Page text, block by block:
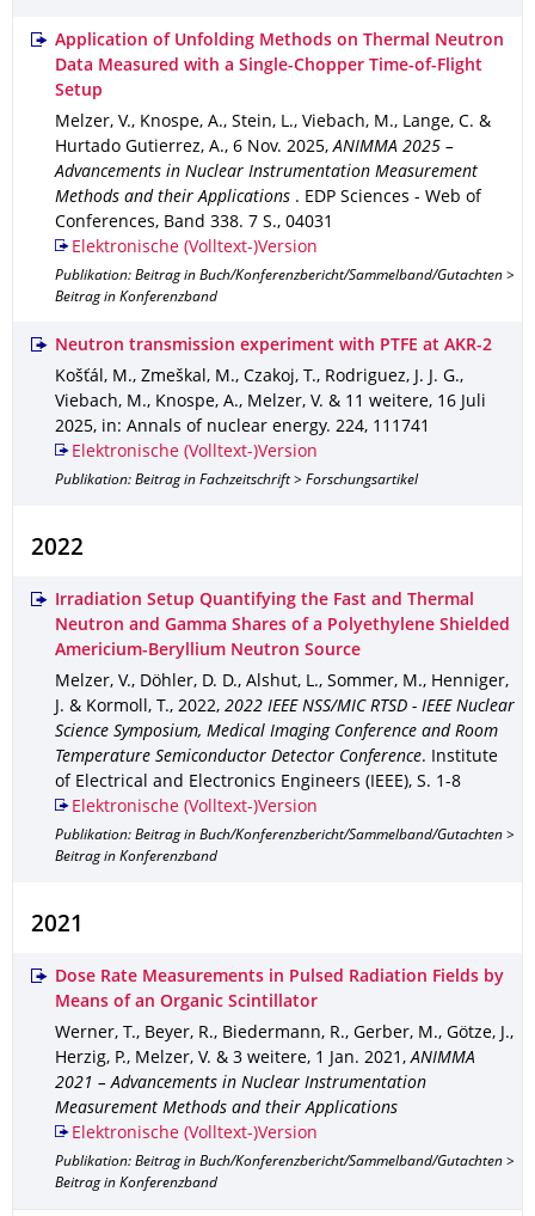
Application of Unfolding Methods on Thermal Neutron
Data Measured with a Single-Chopper Time-of-Flight
Setup
Melzer, V., Knospe, A., Stein, L., Viebach, M., Lange, C. &
Hurtado Gutierrez, A., 6 Nov. 2025,ANIMMA 2025 –
Advancements in Nuclear Instrumentation Measurement
Methods and their Applications . EDP Sciences - Web of
Conferences, Band 338. 7 S., 04031
Elektronische (Volltext-)Version
Publikation: Beitrag in Buch/Konferenzbericht/Sammelband/Gutachten >
Beitrag in Konferenzband
Neutron transmission experiment with PTFE at AKR-2
Košťál, M., Zmeškal, M., Czakoj, T., Rodriguez, J. J. G.,
Viebach, M., Knospe, A., Melzer, V. & 11 weitere, 16 Juli
2025, in: Annals of nuclear energy. 224, 111741
Elektronische (Volltext-)Version
Publikation: Beitrag in Fachzeitschrift > Forschungsartikel
2022
Irradiation Setup Quantifying the Fast and Thermal
Neutron and Gamma Shares of a Polyethylene Shielded
Americium-Beryllium Neutron Source
Melzer, V., Döhler, D. D., Alshut, L., Sommer, M., Henniger,
J. & Kormoll, T., 2022, 2022 IEEE NSS/MIC RTSD - IEEE Nuclear
Science Symposium, Medical Imaging Conference and Room
Temperature Semiconductor Detector Conference.
Institute
of Electrical and Electronics Engineers (IEEE), S. 1-8
Elektronische (Volltext-)Version
Publikation: Beitrag in Buch/Konferenzbericht/Sammelband/Gutachten >
Beitrag in Konferenzband
2021
Dose Rate Measurements in Pulsed Radiation Fields by
Means of an Organic Scintillator
Werner, T., Beyer, R., Biedermann, R., Gerber, M., Götze, J.,
Herzig, P., Melzer, V. & 3 weitere, 1 Jan. 2021 ,ANIMMA
2021 – Advancements in Nuclear Instrumentation
Measurement Methods and their Applications
Elektronische (Volltext-)Version
Publikation: Beitrag in Buch/Konferenzbericht/Sammelband/Gutachten >
Beitrag in Konferenzband